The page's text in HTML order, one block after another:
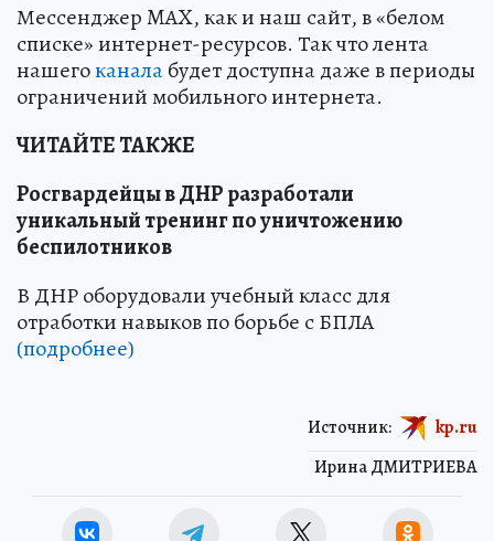
Мессенджер MAX, как и наш сайт, в «белом
списке» интернет-ресурсов. Так что лента
нашегоканалабудет доступна даже в периоды
ограничений мобильного интернета.
ЧИТАЙТЕ ТАКЖЕ
Росгвардейцы в ДНР разработали
уникальный тренинг по уничтожению
беспилотников
В ДНР оборудовали учебный класс для
отработки навыков по борьбе с БПЛА
(подробнее)
Ирина ДМИТРИЕВА
Источник: kp.ru